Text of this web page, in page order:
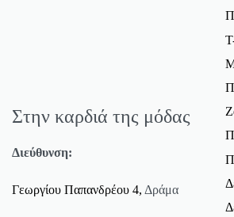
Στην καρδιά της μόδας
Διεύθυνση:
Γεωργίου Παπανδρέου 4, Δράμα